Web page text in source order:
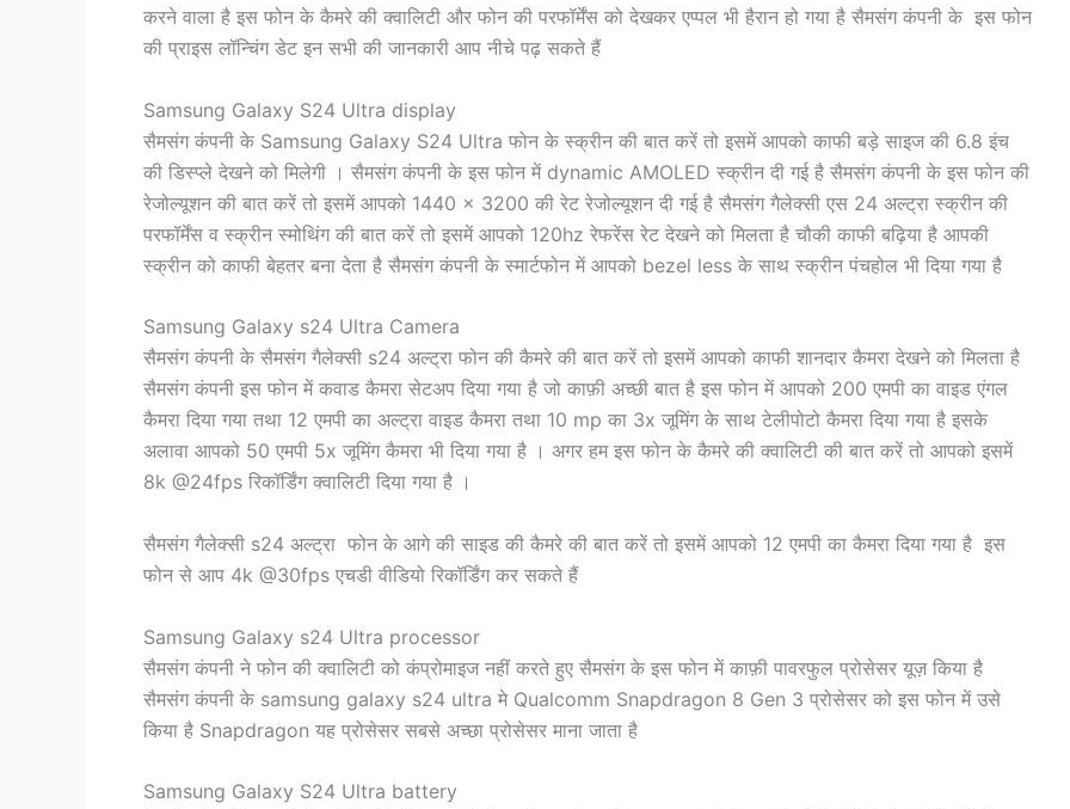
करने वाला है इस फोन के कैमरे की क्वालिटी और फोन की परफॉर्मेंस को देखकर एप्पल भी हैरान हो गया है सैमसंग कंपनी के इस फोन
की प्राइस लॉन्चिंग डेट इन सभी की जानकारी आप नीचे पढ़ सकते हैं
Samsung Galaxy S24 Ultra display
सैमसंग कंपनी के Samsung Galaxy S24 Ultra फोन के स्क्रीन की बात करें तो इसमें आपको काफी बड़े साइज की 6.8 इंच
की डिस्प्ले देखने को मिलेगी । सैमसंग कंपनी के इस फोन में dynamic AMOLED स्क्रीन दी गई है सैमसंग कंपनी के इस फोन की
रेजोल्यूशन की बात करें तो इसमें आपको 1440 × 3200 की रेट रेजोल्यूशन दी गई है सैमसंग गैलेक्सी एस 24 अल्ट्रा स्क्रीन की
परफॉर्मेंस व स्क्रीन स्मोथिंग की बात करें तो इसमें आपको 120hz रेफरेंस रेट देखने को मिलता है चौकी काफी बढ़िया है आपकी
स्क्रीन को काफी बेहतर बना देता है सैमसंग कंपनी के स्मार्टफोन में आपको bezel less के साथ स्क्रीन पंचहोल भी दिया गया है
Samsung Galaxy s24 Ultra Camera
सैमसंग कंपनी के सैमसंग गैलेक्सी s24 अल्ट्रा फोन की कैमरे की बात करें तो इसमें आपको काफी शानदार कैमरा देखने को मिलता है
सैमसंग कंपनी इस फोन में कवाड कैमरा सेटअप दिया गया है जो काफ़ी अच्छी बात है इस फोन में आपको 200 एमपी का वाइड एंगल
कैमरा दिया गया तथा 12 एमपी का अल्ट्रा वाइड कैमरा तथा 10 mp का 3x जूमिंग के साथ टेलीपोटो कैमरा दिया गया है इसके
अलावा आपको 50 एमपी 5x जूमिंग कैमरा भी दिया गया है । अगर हम इस फोन के कैमरे की क्वालिटी की बात करें तो आपको इसमें
8k @24fps रिकॉर्डिंग क्वालिटी दिया गया है ।
सैमसंग गैलेक्सी s24 अल्ट्रा फोन के आगे की साइड की कैमरे की बात करें तो इसमें आपको 12 एमपी का कैमरा दिया गया है इस
फोन से आप 4k @30fps एचडी वीडियो रिकॉर्डिंग कर सकते हैं
Samsung Galaxy s24 Ultra processor
सैमसंग कंपनी ने फोन की क्वालिटी को कंप्रोमाइज नहीं करते हुए सैमसंग के इस फोन में काफ़ी पावरफुल प्रोसेसर यूज़ किया है
सैमसंग कंपनी के samsung galaxy s24 ultra मे Qualcomm Snapdragon 8 Gen 3 प्रोसेसर को इस फोन में उसे
किया है Snapdragon यह प्रोसेसर सबसे अच्छा प्रोसेसर माना जाता है
Samsung Galaxy S24 Ultra battery